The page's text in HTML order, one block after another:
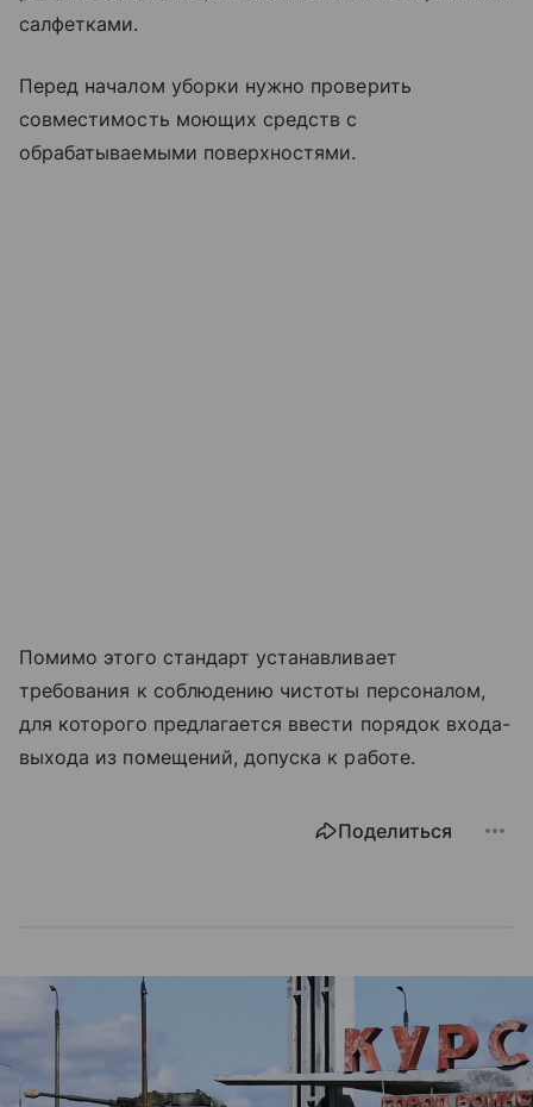
салфетками.
Перед началом уборки нужно проверить
совместимость моющих средств с
обрабатываемыми поверхностями.
Помимо этого стандарт устанавливает
требования к соблюдению чистоты персоналом,
для которого предлагается ввести порядок входа-
выхода из помещений, допуска к работе.
Поделиться